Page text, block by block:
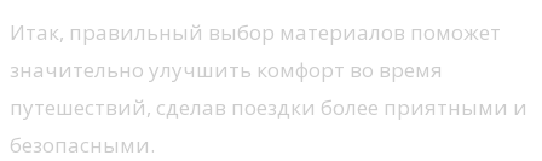
Итак, правильный выбор материалов поможет
значительно улучшить комфорт во время
путешествий, сделав поездки более приятными и
безопасными.